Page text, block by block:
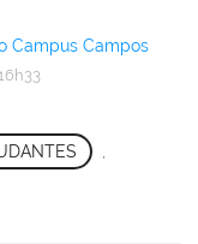
Campus Campos